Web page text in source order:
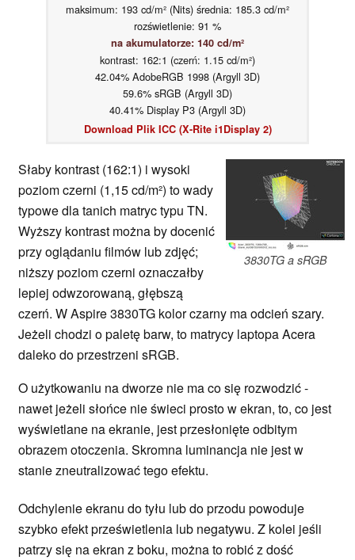
maksimum: 193 cd/m² (Nits) średnia: 185.3 cd/m²
rozświetlenie: 91 %
na akumulatorze: 140 cd/m²
kontrast: 162:1 (czerń: 1.15 cd/m²)
42.04% AdobeRGB 1998 (Argyll 3D)
59.6% sRGB (Argyll 3D)
40.41% Display P3 (Argyll 3D)
Download Plik ICC (X-Rite i1Display 2)
3830TG a sRGB
Słaby kontrast (162:1) i wysoki
poziom czerni (1,15 cd/m²) to wady
typowe dla tanich matryc typu TN.
Wyższy kontrast można by docenić
przy oglądaniu filmów lub zdjęć;
niższy poziom czerni oznaczałby
lepiej odwzorowaną, głębszą
czerń. W Aspire 3830TG kolor czarny ma odcień szary.
Jeżeli chodzi o paletę barw, to matrycy laptopa Acera
daleko do przestrzeni sRGB.
O użytkowaniu na dworze nie ma co się rozwodzić -
nawet jeżeli słońce nie świeci prosto w ekran, to, co jest
wyświetlane na ekranie, jest przesłonięte odbitym
obrazem otoczenia. Skromna luminancja nie jest w
stanie zneutralizować tego efektu.
Odchylenie ekranu do tyłu lub do przodu powoduje
szybko efekt prześwietlenia lub negatywu. Z kolei jeśli
patrzy się na ekran z boku, można to robić z dość